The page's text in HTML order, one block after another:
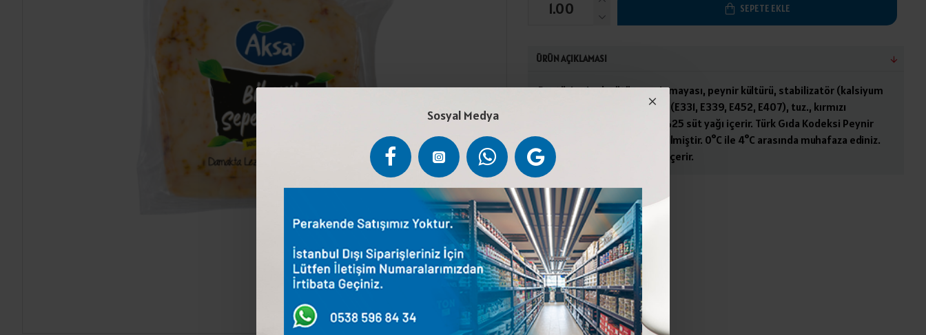
Sosyal Medya
SEPETE EKLE
ÜRÜN AÇIKLAMASI
Pastörize inek sütü, peynir mayası, peynir kültürü, stabilizatör (kalsiyum
klorür), emülsifiye edici tuz (E331, E339, E452, E407), tuz., kırmızı
biberKuru maddede en az %25 süt yağı içerir. Türk Gıda Kodeksi Peynir
Tebliğine uygun olarak üretilmiştir. 0°C ile 4°C arasında muhafaza ediniz.
Süt ve süt ürünleri (laktoz) içerir.